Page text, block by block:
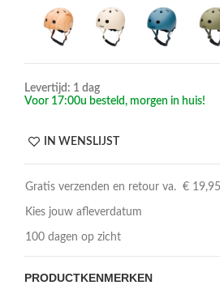
Levertijd: 1 dag
Voor 17:00u besteld, morgen in huis!
IN WENSLIJST
Gratis verzenden en retour va. € 19,95
Kies jouw afleverdatum
100 dagen op zicht
PRODUCTKENMERKEN